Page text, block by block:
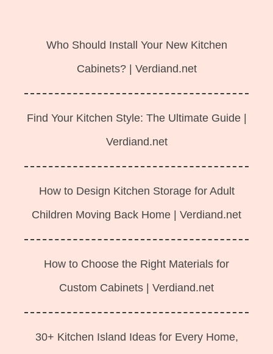
Who Should Install Your New Kitchen
Cabinets? | Verdiand.net
Find Your Kitchen Style: The Ultimate Guide |
Verdiand.net
How to Design Kitchen Storage for Adult
Children Moving Back Home | Verdiand.net
How to Choose the Right Materials for
Custom Cabinets | Verdiand.net
30+ Kitchen Island Ideas for Every Home,